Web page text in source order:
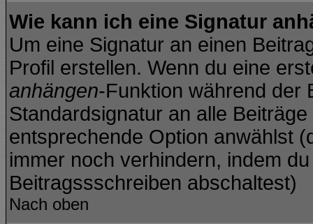
Wie kann ich eine Signatur
Um eine Signatur an einen
Profil erstellen. Wenn du eine
anhängen-Funktion während der
Standardsignatur an alle
entsprechende Option anwählst
immer noch verhindern, indem
Beitragssschreiben abschaltest)
Nach oben